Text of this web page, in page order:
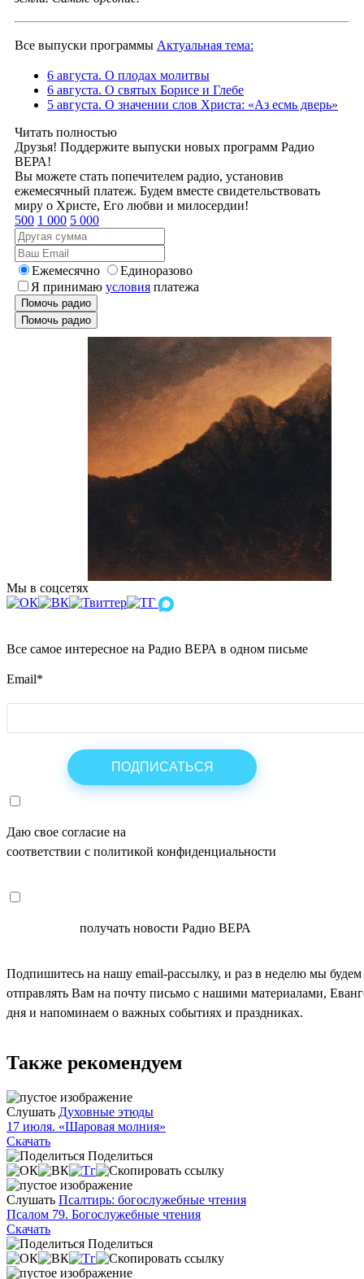
Все выпуски программы Актуальная тема:
6 августа. О плодах молитвы
6 августа. О святых Борисе и Глебе
5 августа. О значении слов Христа: «Аз есмь дверь»
Читать полностью
Друзья! Поддержите выпуски новых программ Радио
ВЕРА!
Вы можете стать попечителем радио, установив
ежемесячный платеж. Будем вместе свидетельствовать
миру о Христе, Его любви и милосердии!
500 1 000 5 000
Ежемесячно
Единоразово
Я принимаю условия платежа
Помочь радио
Помочь радио
Мы в соцсетях
Все самое интересное на Радио ВЕРА в одном письме
Email*
Даю свое согласие на
соответствии с политикой конфиденциальности
получать новости Радио ВЕРА
Подпишитесь на нашу email-рассылку, и раз в неделю мы будем
отправлять Вам на почту письмо с нашими материалами,
дня и напоминаем о важных событиях и праздниках.
Также рекомендуем
Слушать Духовные этюды
17 июля. «Шаровая молния»
Скачать
Поделиться
Слушать Псалтирь: богослужебные чтения
Псалом 79. Богослужебные чтения
Скачать
Поделиться